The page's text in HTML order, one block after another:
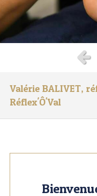
Valérie BALIVET,
Réflex'Ô'Val